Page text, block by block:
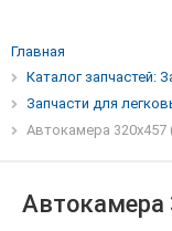
Главная
Каталог запчастей:
Запчасти для
Автокамера 320х457
Автокамера